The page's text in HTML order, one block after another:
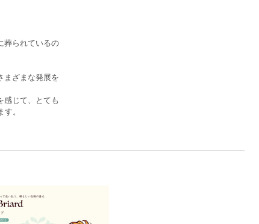
葬られているの
まざまな発展を
感じて、とても
。